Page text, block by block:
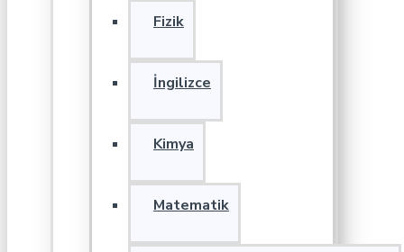
Fizik
İngilizce
Kimya
Matematik